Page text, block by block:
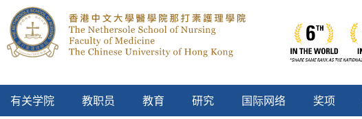
有关学院 教职员 教育 研究 国际网络 奖项